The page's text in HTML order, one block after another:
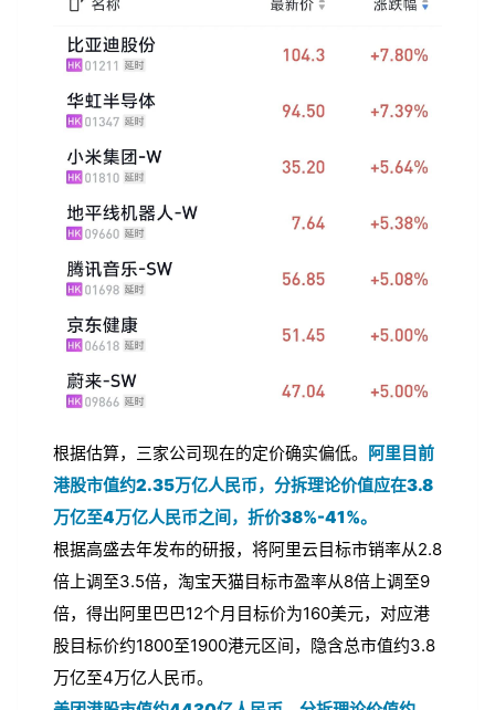
根据估算，三家公司现在的定价确实偏低。 阿里目前
港股市值约2.35万亿人民币，分拆理论价值应在3.8
万亿至4万亿人民币之间，折价38%-41%。
根据高盛去年发布的研报，将阿里云目标市销率从2.8
倍上调至3.5倍，淘宝天猫目标市盈率从8倍上调至9
倍，得出阿里巴巴12个月目标价为160美元，对应港
股目标价约1800至1900港元区间，隐含总市值约3.8
万亿至4万亿人民币。